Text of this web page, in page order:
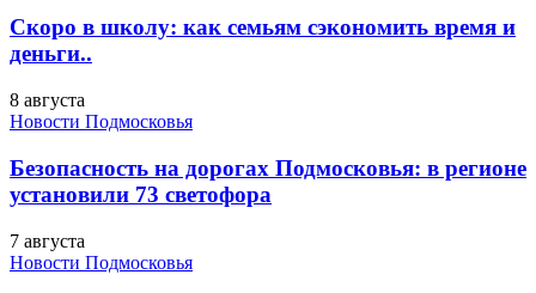
Скоро в школу: как семьям сэкономить время и
деньги..
8 августа
Новости Подмосковья
Безопасность на дорогах Подмосковья: в регионе
установили 73 светофора
7 августа
Новости Подмосковья